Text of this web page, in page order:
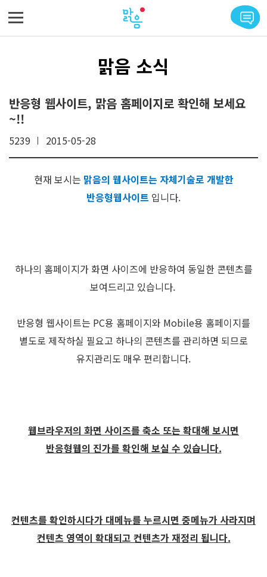
맑음 소식
반응형 웹사이트, 맑음 홈페이지로 확인해 보세요
~!!
5239 2015-05-28
현재 보시는 맑음의 웹사이트는 자체기술로 개발한
반응형웹사이트 입니다.
하나의 홈페이지가 화면 사이즈에 반응하여 동일한 콘텐츠를
보여드리고 있습니다.
반응형 웹사이트는 PC용 홈페이지와 Mobile용 홈페이지를
별도로 제작하실 필요고 하나의 콘텐츠를 관리하면 되므로
유지관리도 매우 편리합니다.
웹브라우저의 화면 사이즈를 축소 또는 확대해 보시면
반응형웹의 진가를 확인해 보실 수 있습니다.
컨텐츠를 확인하시다가 대메뉴를 누르시면 중메뉴가 사라지며
컨텐츠 영역이 확대되고 컨텐츠가 재정리 됩니다.